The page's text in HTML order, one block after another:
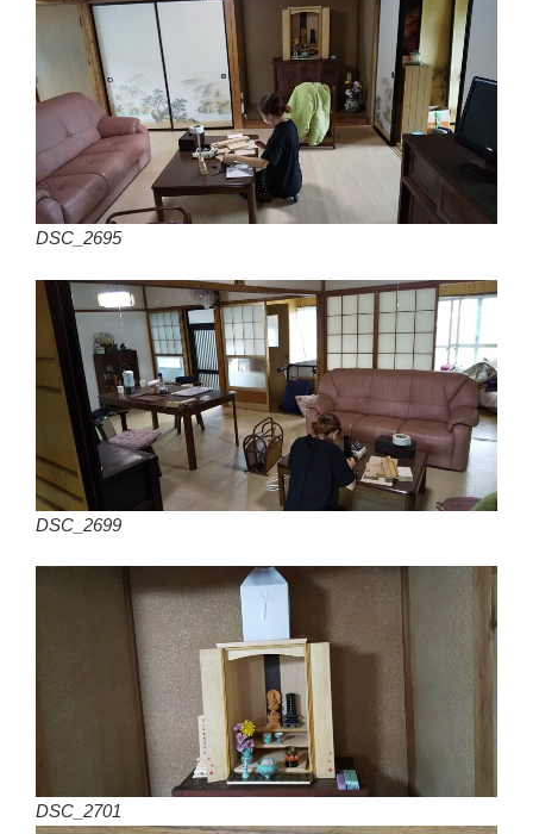
DSC_2695
DSC_2699
DSC_2701